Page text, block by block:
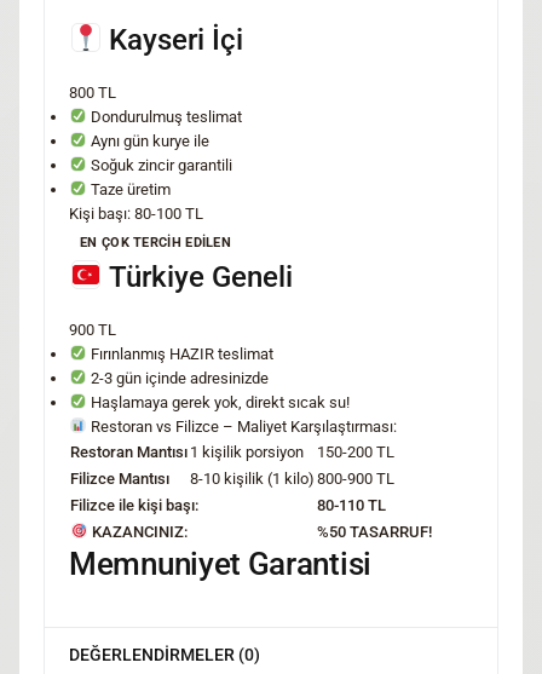
Kayseri İçi
800 TL
Dondurulmuş teslimat
Aynı gün kurye ile
Soğuk zincir garantili
Taze üretim
Kişi başı: 80-100 TL
EN ÇOK TERCİH EDİLEN
Türkiye Geneli
900 TL
Fırınlanmış HAZIR teslimat
2-3 gün içinde adresinizde
Haşlamaya gerek yok, direkt sıcak su!
Restoran vs Filizce – Maliyet Karşılaştırması:
Restoran Mantısı 1 kişilik porsiyon
150-200 TL
Filizce Mantısı
8-10 kişilik (1 kilo) 800-900 TL
Filizce ile kişi başı:
80-110 TL
KAZANCINIZ:
%50 TASARRUF!
Memnuniyet Garantisi
DEĞERLENDIRMELER (0)